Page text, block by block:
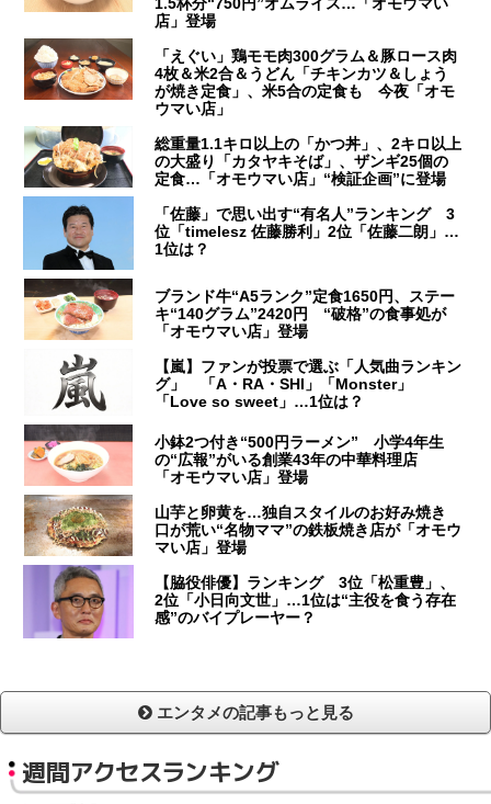
店」登場
「えぐい」鶏モモ肉300グラム＆豚ロース肉
4枚＆米2合＆うどん「チキンカツ＆しょう
が焼き定食」、米5合の定食も 今夜「オモ
ウマい店」
総重量1.1キロ以上の「かつ丼」、2キロ以上
の大盛り「カタヤキそば」、ザンギ25個の
定食…「オモウマい店」“検証企画”に登場
「佐藤」で思い出す“有名人”ランキング 3
位「timelesz 佐藤勝利」2位「佐藤二朗」…
1位は？
ブランド牛“A5ランク”定食1650円、ステー
キ“140グラム”2420円 “破格”の食事処が
「オモウマい店」登場
【嵐】ファンが投票で選ぶ「人気曲ランキン
グ」 「A・RA・SHI」「Monster」
「Love so sweet」…1位は？
小鉢2つ付き“500円ラーメン” 小学4年生
の“広報”がいる創業43年の中華料理店
「オモウマい店」登場
山芋と卵黄を…独自スタイルのお好み焼き
口が荒い“名物ママ”の鉄板焼き店が「オモウ
マい店」登場
【脇役俳優】ランキング 3位「松重豊」、
2位「小日向文世」…1位は“主役を食う存在
感”のバイプレーヤー？
エンタメの記事もっと見る
週間アクセスランキング